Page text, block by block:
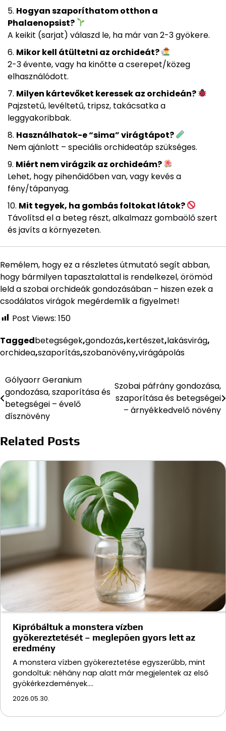
Hogyan szaporíthatom otthon a
Phalaenopsist?
A keikit (sarjat) válaszd le, ha már van 2-3 gyökere.
Mikor kell átültetni az orchideát?
2-3 évente, vagy ha kinőtte a cserepet/közeg
elhasználódott.
Milyen kártevőket keressek az orchideán?
Pajzstetű, levéltetű, tripsz, takácsatka a
leggyakoribbak.
Használhatok-e “sima” virágtápot?
Nem ajánlott – speciális orchideatáp szükséges.
Miért nem virágzik az orchideám?
Lehet, hogy pihenőidőben van, vagy kevés a
fény/tápanyag.
Mit tegyek, ha gombás foltokat látok?
Távolítsd el a beteg részt, alkalmazz gombaölő szert
és javíts a környezeten.
Remélem, hogy ez a részletes útmutató segít abban,
hogy bármilyen tapasztalattal is rendelkezel, örömöd
leld a szobai orchideák gondozásában – hiszen ezek a
csodálatos virágok megérdemlik a figyelmet!
Post Views: 150
Taggedbetegségek,gondozás,kertészet,lakásvirág,
orchidea,szaporítás,szobanövény,virágápolás
Bejegyzés
navigáció
Gólyaorr Geranium
gondozása, szaporítása és
betegségei – évelő
dísznövény
Szobai páfrány gondozása,
szaporítása és betegségei
– árnyékkedvelő növény
Related Posts
Kipróbáltuk a monstera vízben
gyökereztetését – meglepően gyors lett az
eredmény
A monstera vízben gyökereztetése egyszerűbb, mint
gondoltuk: néhány nap alatt már megjelentek az első
gyökérkezdemények.…
2026.05.30.